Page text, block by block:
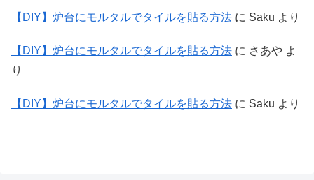
【DIY】炉台にモルタルでタイルを貼る方法 に Saku より
【DIY】炉台にモルタルでタイルを貼る方法 に さあや よ
り
【DIY】炉台にモルタルでタイルを貼る方法 に Saku より